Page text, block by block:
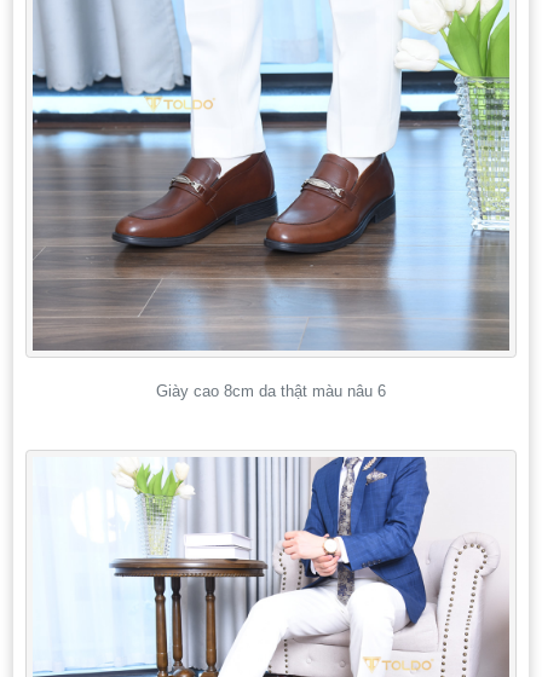
Giày cao 8cm da thật màu nâu 6